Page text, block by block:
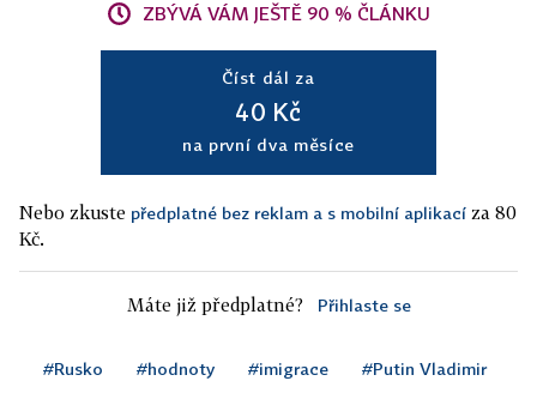
ZBÝVÁ VÁM JEŠTĚ 90 % ČLÁNKU
Číst dál za
40 Kč
na první dva měsíce
Nebo zkuste předplatné bez reklam a s mobilní aplikací za 80
Kč.
Máte již předplatné? Přihlaste se
#Rusko #hodnoty #imigrace #Putin Vladimir